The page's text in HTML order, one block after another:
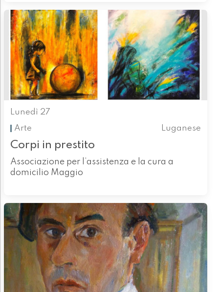
Lunedì 27
Arte
Luganese
Corpi in prestito
Associazione per l’assistenza e la cura a
domicilio Maggio